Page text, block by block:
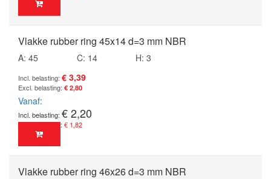
Vlakke rubber ring 45x14 d=3 mm NBR
A: 45 C: 14
H: 3
€ 3,39
€ 2,80
Vanaf
€ 2,20
€ 1,82
Vlakke rubber ring 46x26 d=3 mm NBR